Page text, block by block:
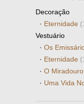
Decoração
· Eternidade
Vestuário
· Os
· Eternidade
· O
· Uma Vida